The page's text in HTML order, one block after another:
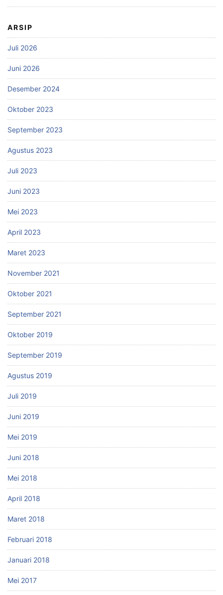
ARSIP
Juli 2026
Juni 2026
Desember 2024
Oktober 2023
September 2023
Agustus 2023
Juli 2023
Juni 2023
Mei 2023
April 2023
Maret 2023
November 2021
Oktober 2021
September 2021
Oktober 2019
September 2019
Agustus 2019
Juli 2019
Juni 2019
Mei 2019
Juni 2018
Mei 2018
April 2018
Maret 2018
Februari 2018
Januari 2018
Mei 2017